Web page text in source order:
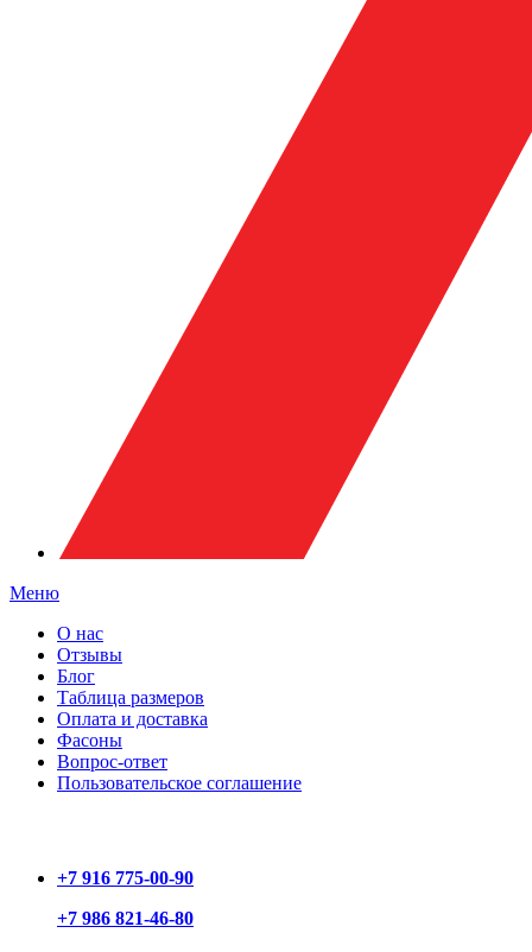
Меню
О нас
Отзывы
Блог
Таблица размеров
Оплата и доставка
Фасоны
Вопрос-ответ
Пользовательское соглашение
+7 916 775-00-90
+7 986 821-46-80